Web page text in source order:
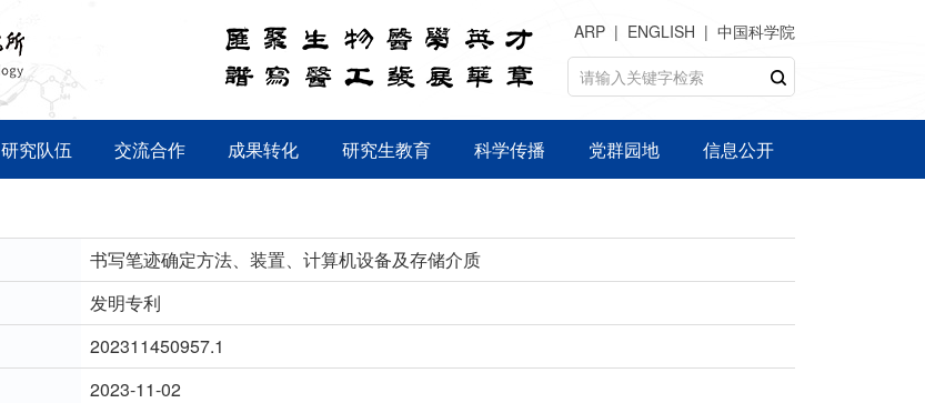
ARP ENGLISH 中国科学院
研究队伍 交流合作 成果转化 研究生教育 科学传播 党群园地 信息公开
书写笔迹确定方法、装置、计算机设备及存储介质
发明专利
202311450957.1
2023-11-02